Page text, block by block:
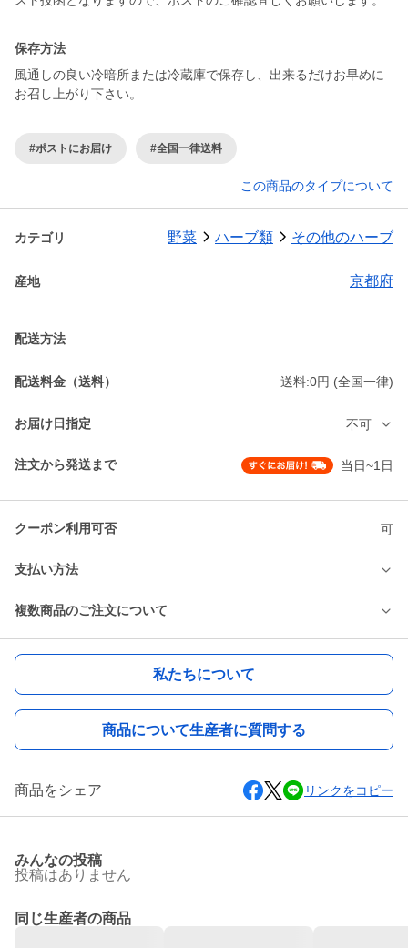
保存方法
風通しの良い冷暗所または冷蔵庫で保存し、出来るだけお早めに
お召し上がり下さい。
#ポストにお届け #全国一律送料
この商品のタイプについて
カテゴリ 野菜 ハーブ類 その他のハーブ
産地 京都府
配送方法
配送料金（送料） 送料:0円 (全国一律)
お届け日指定 不可
注文から発送まで 当日~1日
クーポン利用可否 可
支払い方法
複数商品のご注文について
私たちについて
商品について生産者に質問する
商品をシェア リンクをコピー
みんなの投稿
投稿はありません
同じ生産者の商品